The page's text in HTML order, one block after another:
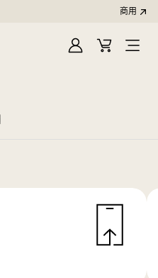
商用
登
購
開